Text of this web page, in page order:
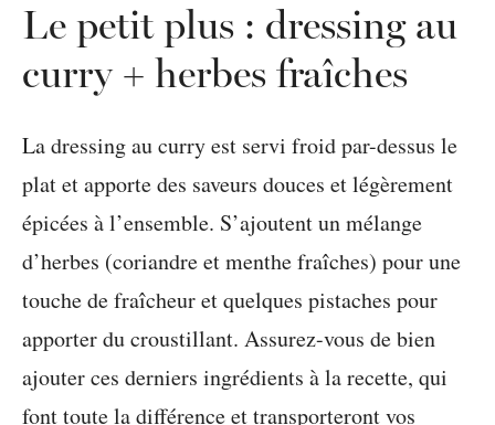
Le petit plus : dressing au
curry + herbes fraîches
La dressing au curry est servi froid par-dessus le
plat et apporte des saveurs douces et légèrement
épicées à l’ensemble. S’ajoutent un mélange
d’herbes (coriandre et menthe fraîches) pour une
touche de fraîcheur et quelques pistaches pour
apporter du croustillant. Assurez-vous de bien
ajouter ces derniers ingrédients à la recette, qui
font toute la différence et transporteront vos